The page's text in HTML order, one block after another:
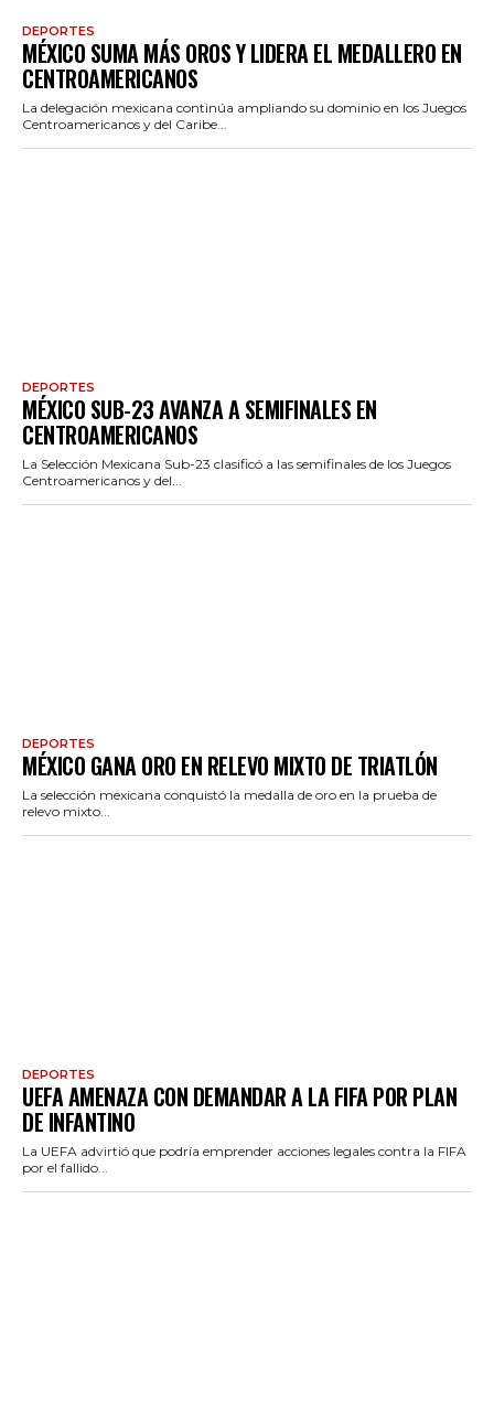
DEPORTES
MÉXICO SUMA MÁS OROS Y LIDERA EL MEDALLERO EN
CENTROAMERICANOS
La delegación mexicana continúa ampliando su dominio en los Juegos
Centroamericanos y del Caribe...
DEPORTES
MÉXICO SUB-23 AVANZA A SEMIFINALES EN
CENTROAMERICANOS
La Selección Mexicana Sub-23 clasificó a las semifinales de los Juegos
Centroamericanos y del...
DEPORTES
MÉXICO GANA ORO EN RELEVO MIXTO DE TRIATLÓN
La selección mexicana conquistó la medalla de oro en la prueba de
relevo mixto...
DEPORTES
UEFA AMENAZA CON DEMANDAR A LA FIFA POR PLAN
DE INFANTINO
La UEFA advirtió que podría emprender acciones legales contra la FIFA
por el fallido...